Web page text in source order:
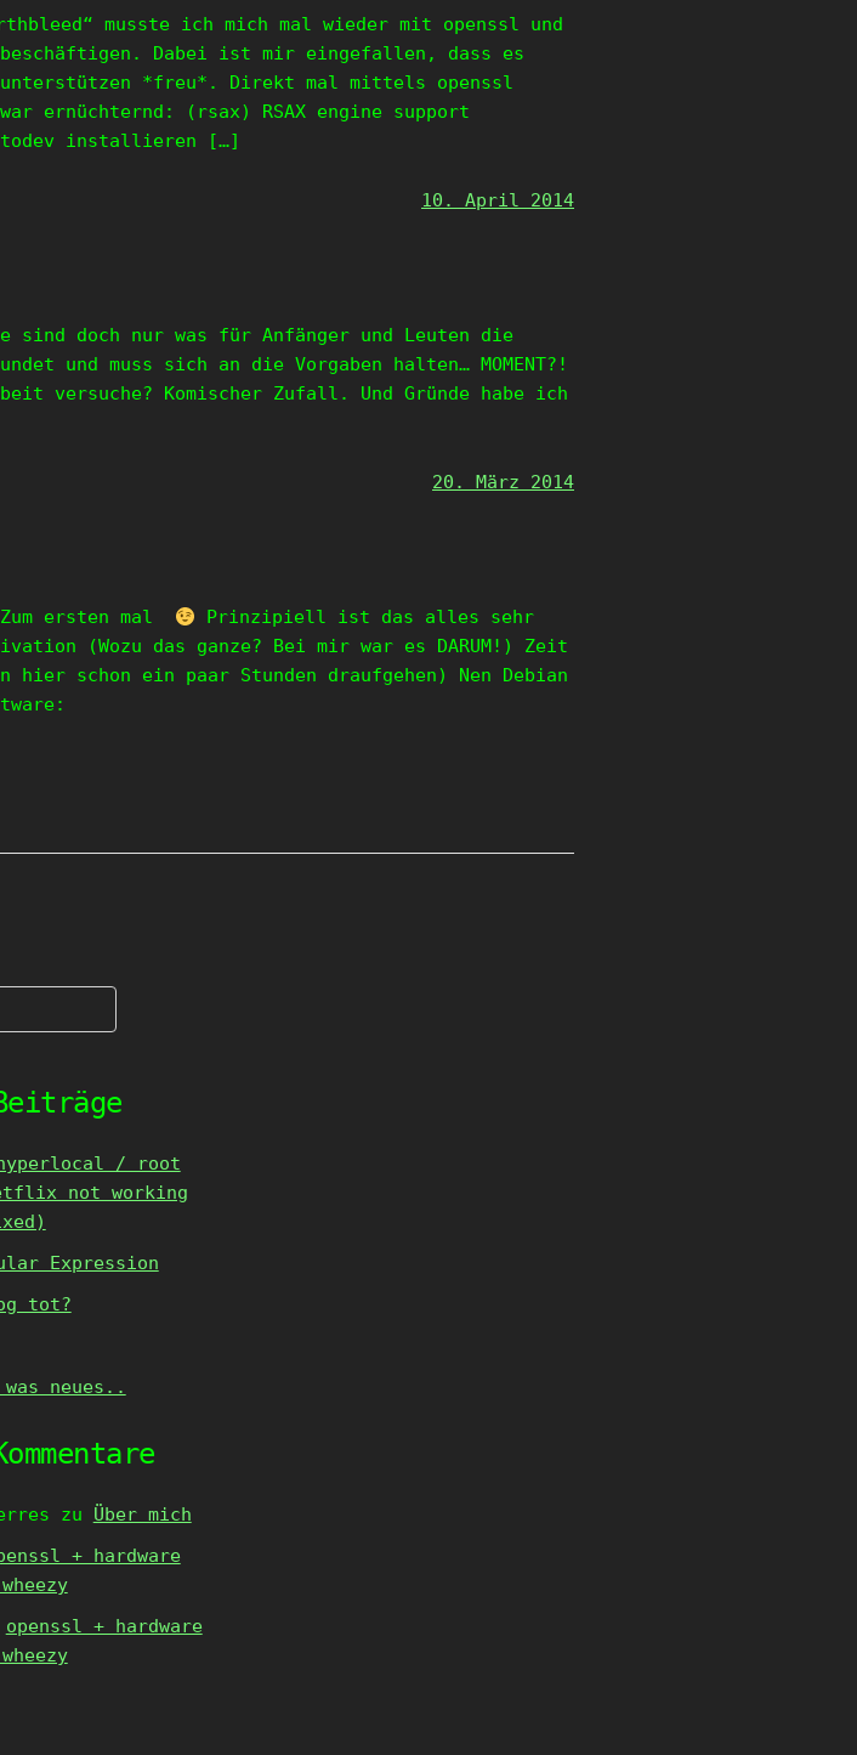
musste ich mich mal wieder mit openssl und
beschäftigen. Dabei ist mir eingefallen, dass es
unterstützen *freu*. Direkt mal mittels openssl
ernüchternd: (rsax) RSAX engine support
installieren […]
10. April 2014
doch nur was für Anfänger und Leuten die
und muss sich an die Vorgaben halten… MOMENT?!
versuche? Komischer Zufall. Und Gründe habe ich
20. März 2014
ersten mal
Prinzipiell ist das alles sehr
(Wozu das ganze? Bei mir war es DARUM!) Zeit
hier schon ein paar Stunden draufgehen) Nen Debian
hyperlocal / root
not working
Expression
tot?
neues..
zu Über mich
+ hardware
openssl + hardware